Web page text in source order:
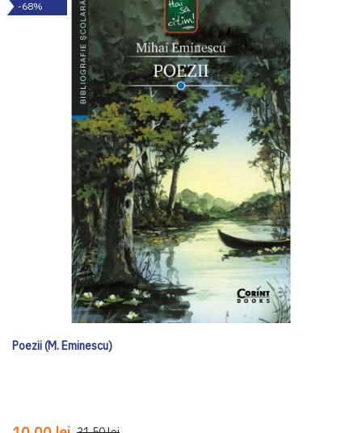
-68%
Poezii (M. Eminescu)